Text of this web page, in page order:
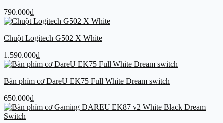
790.000₫
Chuột Logitech G502 X White
1.590.000₫
Bàn phím cơ DareU EK75 Full White Dream switch
650.000₫